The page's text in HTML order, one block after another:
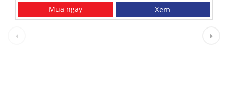
Mua ngay Xem